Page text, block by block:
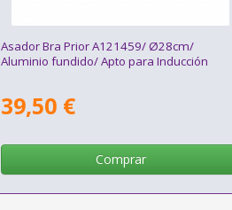
Asador Bra Prior A121459/ Ø28cm/
Aluminio fundido/ Apto para Inducción
39,50 €
Comprar